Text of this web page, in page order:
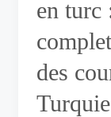
en turc
des
Turquie
cours
de
langue
en